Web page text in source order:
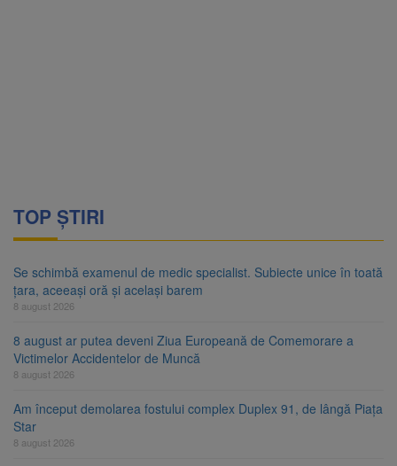
TOP ȘTIRI
Se schimbă examenul de medic specialist. Subiecte unice în toată
țara, aceeași oră și același barem
8 august 2026
8 august ar putea deveni Ziua Europeană de Comemorare a
Victimelor Accidentelor de Muncă
8 august 2026
Am început demolarea fostului complex Duplex 91, de lângă Piața
Star
8 august 2026